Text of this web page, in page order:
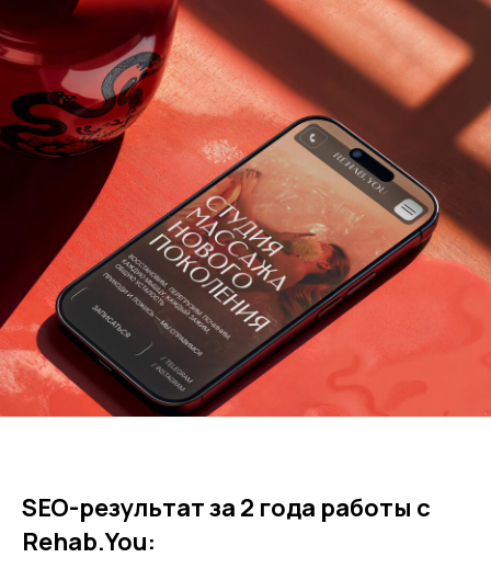
SEO-результат за 2 года работы с
Rehab.You: